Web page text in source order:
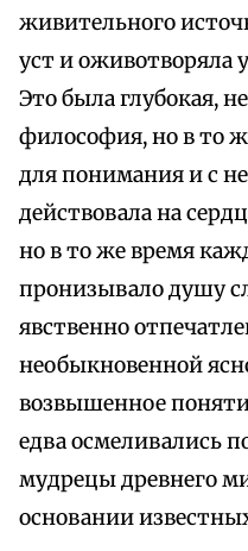
живительного
уст и оживотворяла
Это была глубокая,
философия, но в то
для понимания и с
действовала на
но в то же время
пронизывало душу
явственно
необыкновенной
возвышенное
едва осмеливались
мудрецы древнего
основании